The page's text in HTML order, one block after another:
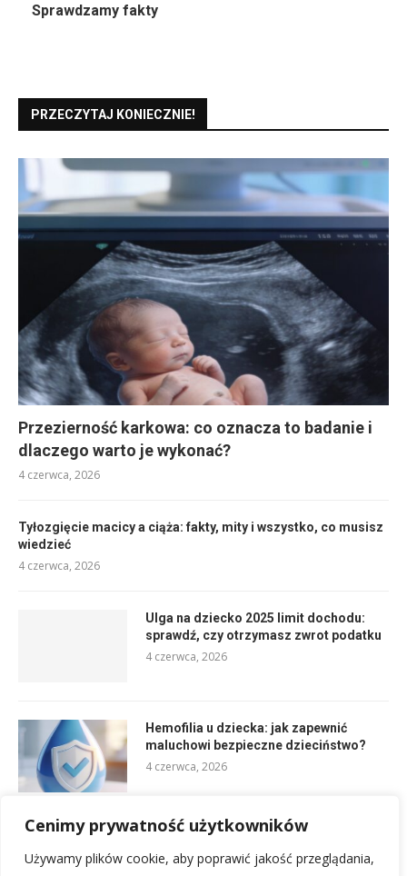
Cenimy prywatność użytkowników
Używamy plików cookie, aby poprawić jakość przeglądania,
Sprawdzamy fakty
PRZECZYTAJ KONIECZNIE!
Przezierność karkowa: co oznacza to badanie i
dlaczego warto je wykonać?
4 czerwca, 2026
Tyłozgięcie macicy a ciąża: fakty, mity i wszystko, co musisz
wiedzieć
4 czerwca, 2026
Ulga na dziecko 2025 limit dochodu:
sprawdź, czy otrzymasz zwrot podatku
4 czerwca, 2026
Hemofilia u dziecka: jak zapewnić
maluchowi bezpieczne dzieciństwo?
4 czerwca, 2026
Patchworkowa rodzina: jak budować
szczęśliwe relacje na co dzień?